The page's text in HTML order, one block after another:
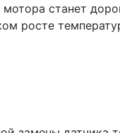
мотора станет
росте